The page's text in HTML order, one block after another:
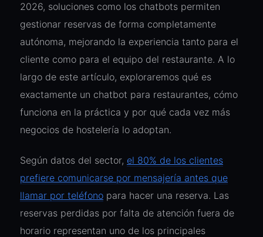
2026, soluciones como los chatbots permiten
gestionar reservas de forma completamente
autónoma, mejorando la experiencia tanto para el
cliente como para el equipo del restaurante. A lo
largo de este artículo, exploraremos qué es
exactamente un chatbot para restaurantes, cómo
funciona en la práctica y por qué cada vez más
negocios de hostelería lo adoptan.
Según datos del sector, el 80% de los clientes
prefiere comunicarse por mensajería antes que
llamar por teléfono para hacer una reserva. Las
reservas perdidas por falta de atención fuera de
horario representan uno de los principales